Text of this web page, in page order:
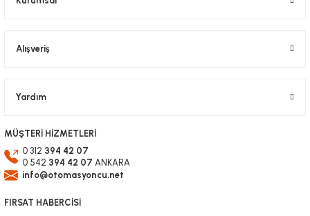
Alışveriş
Yardım
MÜŞTERİ HİZMETLERİ
0 312 394 42 07
0 542 394 42 07 ANKARA
info@otomasyoncu.net
FIRSAT HABERCİSİ